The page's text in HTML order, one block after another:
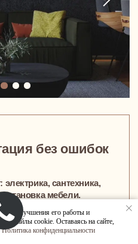
В неё
для улучшения его работы и
файлы cookie. Оставаясь на сайте,
Политика конфиденциальности